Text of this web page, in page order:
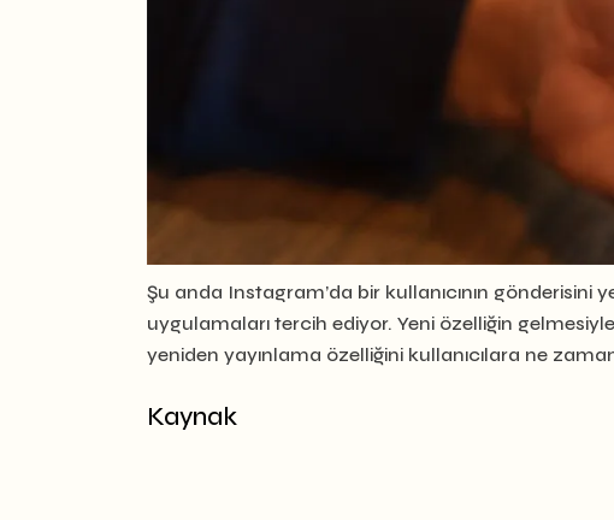
Şu anda Instagram’da bir kullanıcının
uygulamaları tercih ediyor. Yeni özelliğin
yeniden yayınlama özelliğini kullanıcılara ne
Kaynak